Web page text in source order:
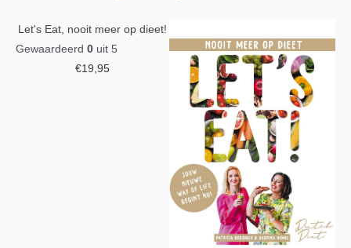
Let's Eat, nooit meer op dieet!
Gewaardeerd 0 uit 5
€19,95